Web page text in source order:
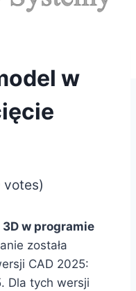
w
w programie
została
CAD 2025:
Dla tych wersji